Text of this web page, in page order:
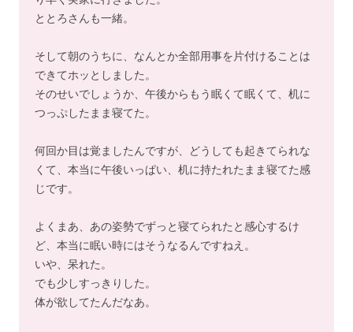
ととろさんも一緒。
そして朝のうちに、なんとか全部用事を片付けることは
できてホッとしました。
そのせいでしょうか、午後からもう眠くて眠くて、机に
つっぷしたまま寝てた。
何回か目は覚ましたんですが、どうしても起きてられな
くて、本当に午後いっぱい、机に持たれたまま寝てた感
じです。
よくまあ、あの姿勢でずっと寝てられたと感心するけ
ど、本当に眠い時にはそうなるんですねえ。
いや、呆れた。
でも少しすっきりした。
体が欲してたんだなあ。